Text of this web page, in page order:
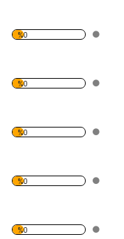
%0
%0
%0
%0
%0